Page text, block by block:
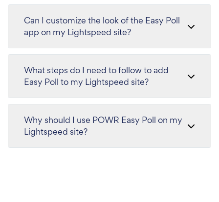
Can I customize the look of the Easy Poll
app on my Lightspeed site?
What steps do I need to follow to add
Easy Poll to my Lightspeed site?
Why should I use POWR Easy Poll on my
Lightspeed site?